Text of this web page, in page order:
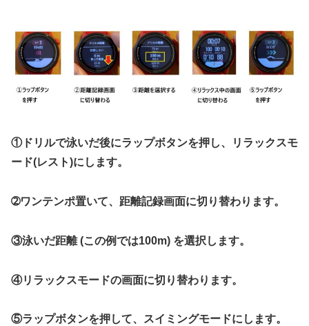
①ドリルで泳いだ後にラップボタンを押し、リラックスモ
ード(レスト)にします。
➁ワンテンポ置いて、距離記録画面に切り替わります。
③泳いだ距離 (この例では100m) を選択します。
④リラックスモードの画面に切り替わります。
⑤ラップボタンを押して、スイミングモードにします。